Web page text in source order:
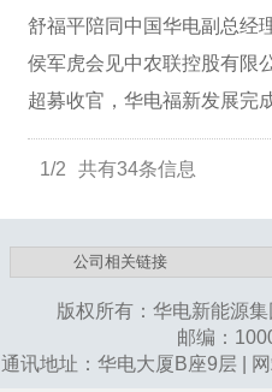
侯军虎会见中农联控股有限
超募收官，华电福新发展完
1/2 共有34条信息
版权所有：华电新能源
邮编：
通讯地址：华电大厦B座9层 |